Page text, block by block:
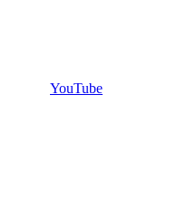
YouTube